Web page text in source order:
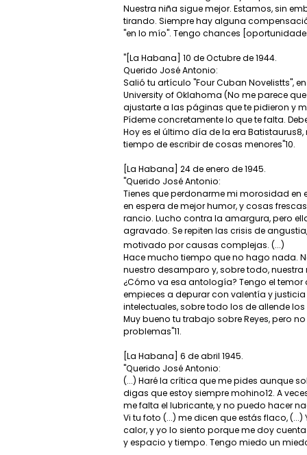
Nuestra niña sigue mejor. Estamos, sin
tirando. Siempre hay alguna
"en lo mío". Tengo chances
"[La Habana] 10 de Octubre de 1944.
Querido José Antonio:
Salió tu artículo "Four Cuban Novelistts",
University of Oklahoma (No me parece
ajustarte a las páginas que te pidieron y
Pídeme concretamente lo que te falta.
Hoy es el último día de la era
tiempo de escribir de cosas menores"10.
[La Habana] 24 de enero de 1945.
"Querido José Antonio:
Tienes que perdonarme mi morosidad en
en espera de mejor humor, y cosas
rancio. Lucho contra la amargura, pero
agravado. Se repiten las crisis de
motivado por causas complejas. (...)
Hace mucho tiempo que no hago nada.
nuestro desamparo y, sobre todo, nuestra
¿Cómo va esa antología? Tengo el temor
empieces a depurar con valentía y
intelectuales, sobre todo los de allende
Muy bueno tu trabajo sobre Reyes, pero
problemas"11.
[La Habana] 6 de abril 1945.
"Querido José Antonio:
(...) Haré la crítica que me pides aunque
digas que estoy siempre mohino12. A
me falta el lubricante, y no puedo hacer
Vi tu foto (...) me dicen que estás flaco,
calor, y yo lo siento porque me doy
y espacio y tiempo. Tengo miedo un